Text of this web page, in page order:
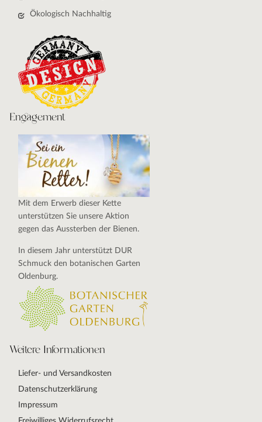
Ökologisch Nachhaltig
Engagement
Mit dem Erwerb dieser Kette
unterstützen Sie unsere Aktion
gegen das Aussterben der Bienen.
In diesem Jahr unterstützt DUR
Schmuck den botanischen Garten
Oldenburg.
Weitere Informationen
Liefer- und Versandkosten
Datenschutzerklärung
Impressum